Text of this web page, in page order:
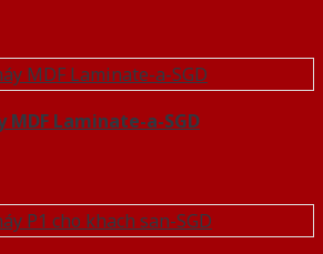
MDF Laminate-a-SGD